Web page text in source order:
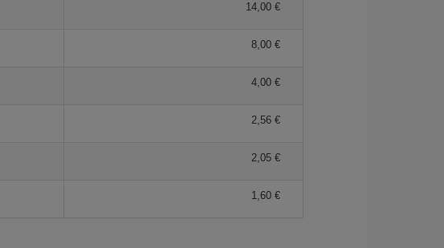
14,00 €
8,00 €
4,00 €
2,56 €
2,05 €
1,60 €